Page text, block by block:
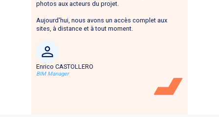
photos aux acteurs du projet.
Aujourd'hui, nous avons un accès complet aux
sites, à distance et à tout moment.
Enrico CASTOLLERO
BIM Manager